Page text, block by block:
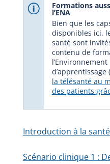
Formations
l’ENA
Bien que les
disponibles ici,
santé sont
contenu de
d’apprentissage
la télésanté au
des patients
Introduction à la santé
Scénario clinique 1 :